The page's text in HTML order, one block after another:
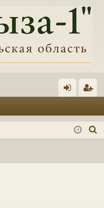
д ис